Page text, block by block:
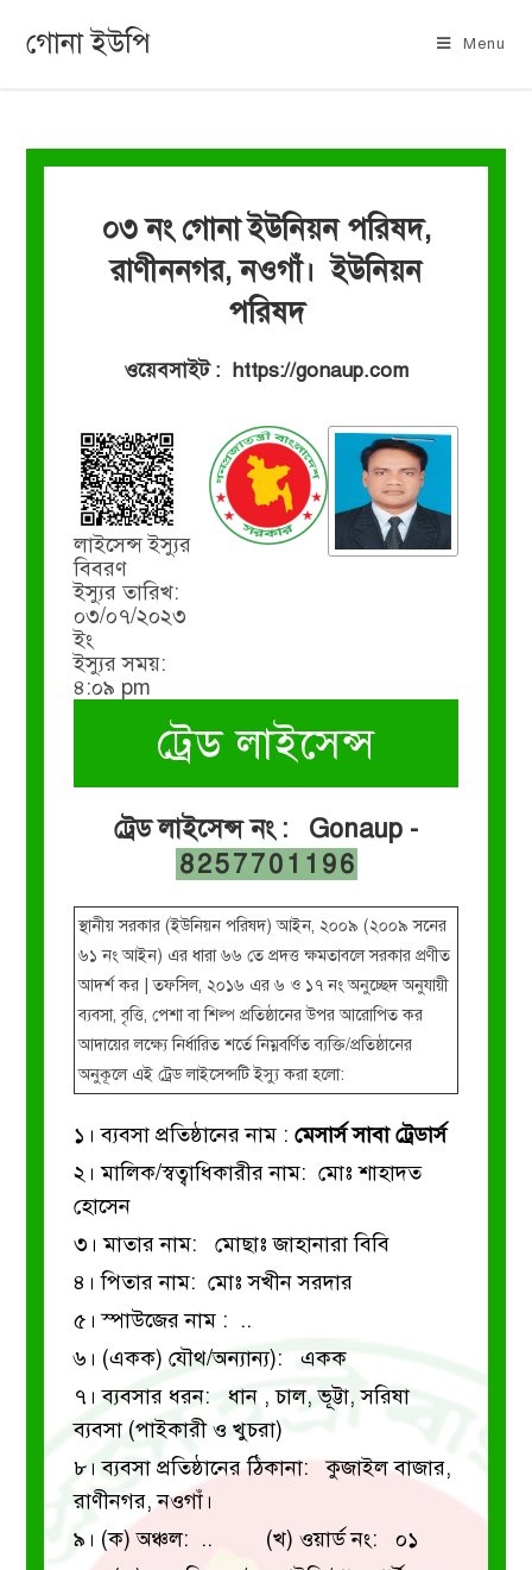
গোনা ইউপি Menu
০৩ নং গোনা ইউনিয়ন পরিষদ,
রাণীননগর, নওগাঁ। ইউনিয়ন
পরিষদ
ওয়েবসাইট : https://gonaup.com
লাইসেন্স ইস্যুর
বিবরণ
ইস্যুর তারিখ:
০৩/০৭/২০২৩
ইং
ইস্যুর সময়:
৪:০৯ pm
ট্রেড লাইসেন্স
ট্রেড লাইসেন্স নং : Gonaup -
8257701196
স্থানীয় সরকার (ইউনিয়ন পরিষদ) আইন, ২০০৯ (২০০৯ সনের
৬১ নং আইন) এর ধারা ৬৬ তে প্রদত্ত ক্ষমতাবলে সরকার প্রণীত
আদর্শ কর | তফসিল, ২০১৬ এর ৬ ও ১৭ নং অনুচ্ছেদ অনুযায়ী
ব্যবসা, বৃত্তি, পেশা বা শিল্প প্রতিষ্ঠানের উপর আরোপিত কর
আদায়ের লক্ষ্যে নির্ধারিত শর্তে নিম্নবর্ণিত ব্যক্তি/প্রতিষ্ঠানের
অনুকূলে এই ট্রেড লাইসেন্সটি ইস্যু করা হলো:
১। ব্যবসা প্রতিষ্ঠানের নাম :মেসার্স সাবা ট্রেডার্স
২। মালিক/স্বত্বাধিকারীর নাম: মোঃ শাহাদত
হোসেন
৩। মাতার নাম: মোছাঃ জাহানারা বিবি
৪। পিতার নাম: মোঃ সখীন সরদার
৫। স্পাউজের নাম : ..
৬। (একক) যৌথ/অন্যান্য): একক
৭। ব্যবসার ধরন: ধান , চাল, ভূট্টা, সরিষা
ব্যবসা (পাইকারী ও খুচরা)
৮। ব্যবসা প্রতিষ্ঠানের ঠিকানা: কুজাইল বাজার,
রাণীনগর, নওগাঁ।
৯। (ক) অঞ্চল: ..
(খ) ওয়ার্ড নং: ০১